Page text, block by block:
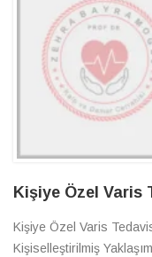
Kişiye Özel Varis
Kişiye Özel Varis
Kişiselleştirilmiş